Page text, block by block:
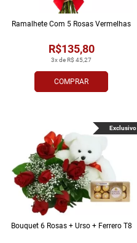
COMPRAR
3x de R$ 45,27
R$135,80
Ramalhete Com 5 Rosas Vermelhas
Bouquet 6 Rosas + Urso + Ferrero T8
Exclusivo